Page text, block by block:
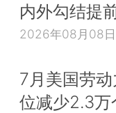
内外勾结提
2026年08月08日
7月美国劳
位减少2.3万